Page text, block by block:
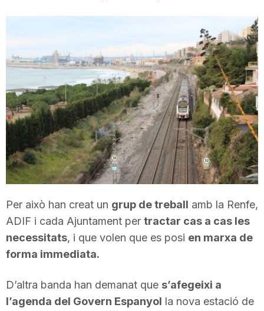
e
T
r
a
g
Per això han creat un grup de treball amb la Renfe,
ADIF i cada Ajuntament per tractar cas a cas les
necessitats, i que volen que es posi en marxa de
forma immediata.
D’altra banda han demanat que s’afegeixi a
l’agenda del Govern Espanyol la nova estació de